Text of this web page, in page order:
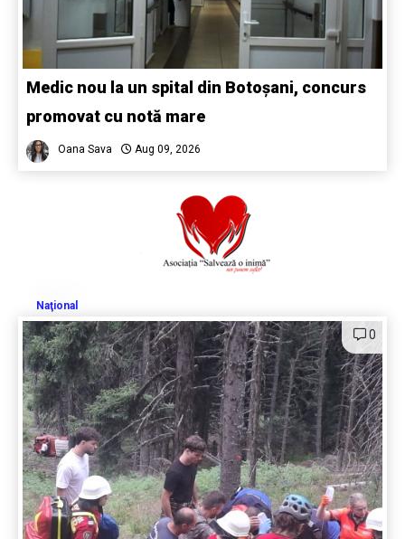
Medic nou la un spital din Botoșani, concurs
promovat cu notă mare
Oana Sava Aug 09, 2026
Naţional
0